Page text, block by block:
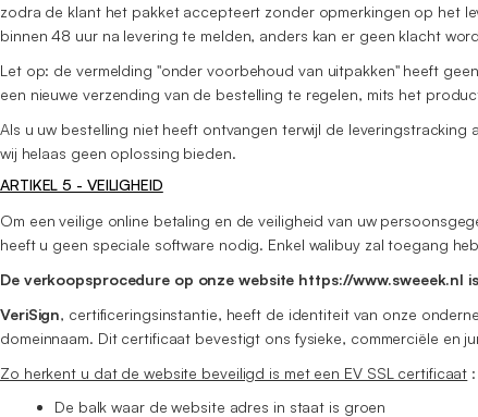
zodra de klant het pakket accepteert zonder opmerkingen op het
binnen 48 uur na levering te melden, anders kan er geen klacht
Let op: de vermelding "onder voorbehoud van uitpakken" heeft
een nieuwe verzending van de bestelling te regelen, mits het
Als u uw bestelling niet heeft ontvangen terwijl de
wij helaas geen oplossing bieden.
ARTIKEL 5 - VEILIGHEID
Om een veilige online betaling en de veiligheid van uw
heeft u geen speciale software nodig. Enkel walibuy zal toegang
De verkoopsprocedure op onze website https://www.sweeek.nl
VeriSign, certificeringsinstantie, heeft de identiteit van onze
domeinnaam. Dit certificaat bevestigt ons fysieke, commerciële en
Zo herkent u dat de website beveiligd is met een EV SSL certificaat :
De balk waar de website adres in staat is groen